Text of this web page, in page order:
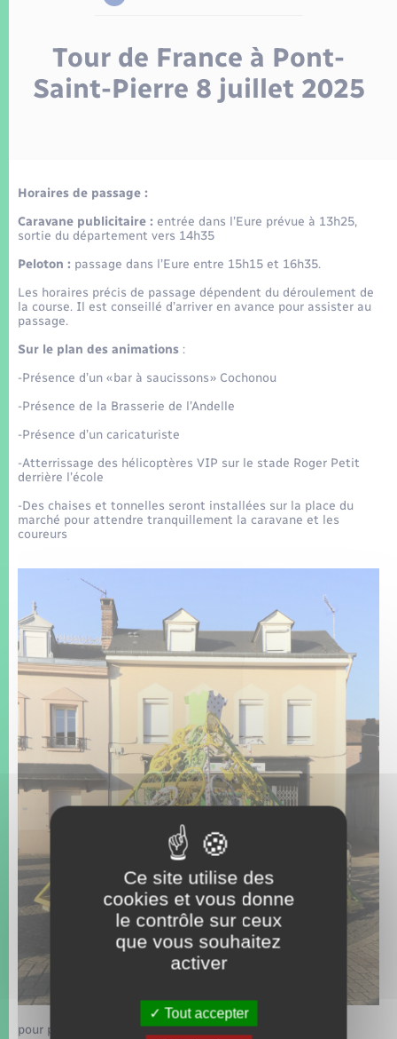
Etat-civil - Papiers - Citoyenneté
Mariage – PACS
Parrainage civil
Logement - Urbanisme
Nouvel habitant
Organisation d’événement
Sécurité - Prévention
Seniors
Transports
Voirie et espace public
Compétences
Plan interactif
Patrimoine – Histoire
Publications
Tour de France à Pont-
Saint-Pierre 8 juillet 2025
Horaires de passage :
Caravane publicitaire : entrée dans l’Eure prévue à 13h25,
sortie du département vers 14h35
Peloton : passage dans l’Eure entre 15h15 et 16h35.
Les horaires précis de passage dépendent du déroulement de
la course. Il est conseillé d’arriver en avance pour assister au
passage.
Sur le plan des animations :
-Présence d’un « bar à saucissons » Cochonou
-Présence de la Brasserie de l’Andelle
-Présence d’un caricaturiste
-Atterrissage des hélicoptères VIP sur le stade Roger Petit
derrière l’école
-Des chaises et tonnelles seront installées sur la place du
marché pour attendre tranquillement la caravane et les
coureurs
pour plus d’information :
Ce site utilise des
cookies et vous donne
le contrôle sur ceux
que vous souhaitez
activer
Tout accepter